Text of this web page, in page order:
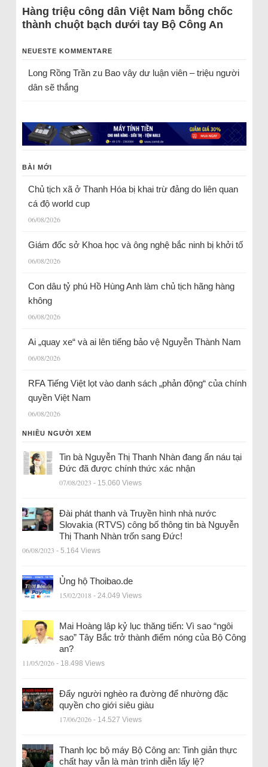
Hàng triệu công dân Việt Nam bỗng chốc
thành chuột bạch dưới tay Bộ Công An
NEUESTE KOMMENTARE
Long Rồng Trầnzu Bao vây dư luận viên – triệu người
dân sẽ thắng
BÀI MỚI
Chủ tịch xã ở Thanh Hóa bị khai trừ đảng do liên quan
cá độ world cup
06/08/2026
Giám đốc sở Khoa học và ông nghệ bắc ninh bị khởi tố
06/08/2026
Con dâu tỷ phú Hồ Hùng Anh làm chủ tịch hãng hàng
không
06/08/2026
Ai „quay xe“ và ai lên tiếng bảo vệ Nguyễn Thành Nam
06/08/2026
RFA Tiếng Việt lọt vào danh sách „phản động“ của chính
quyền Việt Nam
06/08/2026
NHIỀU NGƯỜI XEM
Tin bà Nguyễn Thị Thanh Nhàn đang ẩn náu tại
Đức đã được chính thức xác nhận
07/08/2023 - 15.060 Views
Đài phát thanh và Truyền hình nhà nước
Slovakia (RTVS) công bố thông tin bà Nguyễn
Thị Thanh Nhàn trốn sang Đức!
06/08/2023 - 5.164 Views
Ủng hộ Thoibao.de
15/02/2018 - 24.049 Views
Mai Hoàng lập kỷ lục thăng tiến: Vì sao “ngôi
sao” Tây Bắc trở thành điểm nóng của Bộ Công
an?
11/05/2026 - 18.498 Views
Đẩy người nghèo ra đường để nhường đặc
quyền cho giới siêu giàu
17/06/2026 - 14.527 Views
Thanh lọc bộ máy Bộ Công an: Tinh giản thực
chất hay vẫn là màn trình diễn lấy lệ?